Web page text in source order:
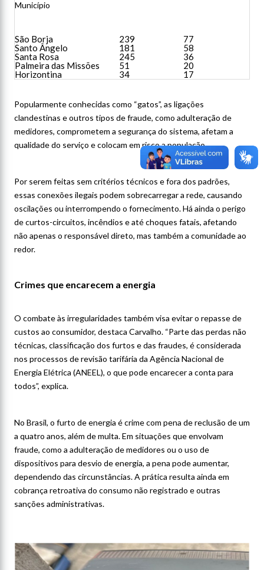
Município
São Borja 239
77
Santo Ângelo
181
58
Santa Rosa
245
36
Palmeira das Missões
51
20
Horizontina
34 17
Popularmente conhecidas como “gatos”, as ligações
clandestinas e outros tipos de fraude, como adulteração de
medidores, comprometem a segurança do sistema, afetam a
qualidade do serviço e colocam em risco a população.
Por serem feitas sem critérios técnicos e fora dos padrões,
essas conexões ilegais podem sobrecarregar a rede, causando
oscilações ou interrompendo o fornecimento. Há ainda o perigo
de curtos-circuitos, incêndios e até choques fatais, afetando
não apenas o responsável direto, mas também a comunidade ao
redor.
Crimes que encarecem a energia
O combate às irregularidades também visa evitar o repasse de
custos ao consumidor, destaca Carvalho. “Parte das perdas não
técnicas, classificação dos furtos e das fraudes, é considerada
nos processos de revisão tarifária da Agência Nacional de
Energia Elétrica (ANEEL), o que pode encarecer a conta para
todos”, explica.
No Brasil, o furto de energia é crime com pena de reclusão de um
a quatro anos, além de multa. Em situações que envolvam
fraude, como a adulteração de medidores ou o uso de
dispositivos para desvio de energia, a pena pode aumentar,
dependendo das circunstâncias. A prática resulta ainda em
cobrança retroativa do consumo não registrado e outras
sanções administrativas.